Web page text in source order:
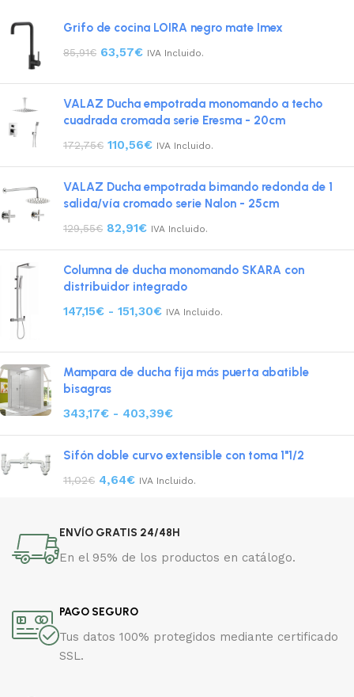
Grifo de cocina LOIRA negro mate Imex
85,91€ 63,57€ IVA Incluido.
VALAZ Ducha empotrada monomando a techo
cuadrada cromada serie Eresma - 20cm
172,75€ 110,56€ IVA Incluido.
VALAZ Ducha empotrada bimando redonda de 1
salida/vía cromado serie Nalon - 25cm
129,55€ 82,91€ IVA Incluido.
Columna de ducha monomando SKARA con
distribuidor integrado
147,15€ - 151,30€ IVA Incluido.
Mampara de ducha fija más puerta abatible
bisagras
343,17€ - 403,39€
Sifón doble curvo extensible con toma 1"1/2
11,02€ 4,64€ IVA Incluido.
ENVÍO GRATIS 24/48H
En el 95% de los productos en catálogo.
PAGO SEGURO
Tus datos 100% protegidos mediante certificado
SSL.